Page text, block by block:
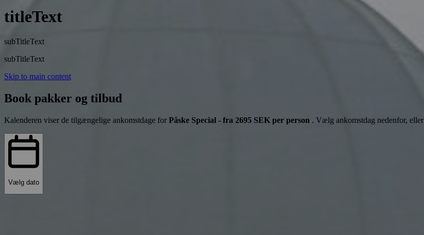
titleText
subTitleText
subTitleText
Skip to main content
Book pakker og tilbud
Kalenderen viser de tilgængelige ankomstdage for Påske Special - fra 2695 SEK per person . Vælg ankomstdag nedenfor, eller
Vælg dato